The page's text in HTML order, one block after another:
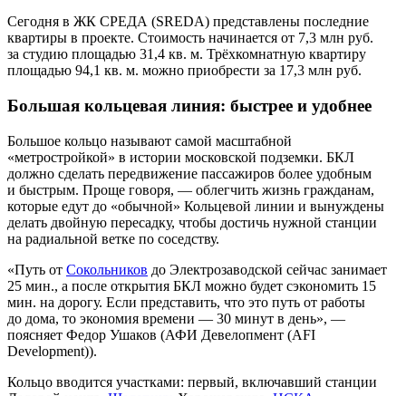
Сегодня в ЖК СРЕДА (SREDA) представлены последние
квартиры в проекте. Стоимость начинается от 7,3 млн руб.
за студию площадью 31,4 кв. м. Трёхкомнатную квартиру
площадью 94,1 кв. м. можно приобрести за 17,3 млн руб.
Большая кольцевая линия: быстрее и удобнее
Большое кольцо называют самой масштабной
«метростройкой» в истории московской подземки. БКЛ
должно сделать передвижение пассажиров более удобным
и быстрым. Проще говоря, — облегчить жизнь гражданам,
которые едут до «обычной» Кольцевой линии и вынуждены
делать двойную пересадку, чтобы достичь нужной станции
на радиальной ветке по соседству.
«Путь от Сокольников до Электрозаводской сейчас занимает
25 мин., а после открытия БКЛ можно будет сэкономить 15
мин. на дорогу. Если представить, что это путь от работы
до дома, то экономия времени — 30 минут в день», —
поясняет Федор Ушаков (АФИ Девелопмент (AFI
Development)).
Кольцо вводится участками: первый, включавший станции